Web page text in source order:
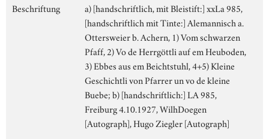
Beschriftung
a) [handschriftlich, mit Bleistift:] xxLa 985,
[handschriftlich mit Tinte:] Alemannisch a.
Ottersweier b. Achern, 1) Vom schwarzen
Pfaff, 2) Vo de Herrgöttli auf em Heuboden,
3) Ebbes aus em Beichtstuhl, 4+5) Kleine
Geschichtli von Pfarrer un vo de kleine
Buebe; b) [handschriftlich:] LA 985,
Freiburg 4.10.1927, WilhDoegen
[Autograph], Hugo Ziegler [Autograph]